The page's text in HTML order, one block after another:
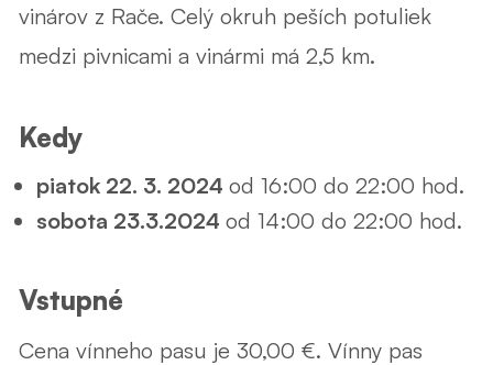
vinárov z Rače. Celý okruh peších potuliek
medzi pivnicami a vinármi má 2,5 km.
Kedy
piatok 22. 3. 2024 od 16:00 do 22:00 hod.
sobota 23.3.2024 od 14:00 do 22:00 hod.
Vstupné
Cena vínneho pasu je 30,00 €. Vínny pas